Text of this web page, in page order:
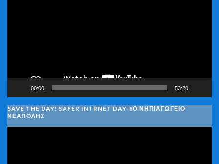
00:00 53:20
SAVE THE DAY! SAFER INTRNET DAY-8Ο ΝΗΠΙΑΓΩΓΕΙΟ
ΝΕΑΠΟΛΗΣ